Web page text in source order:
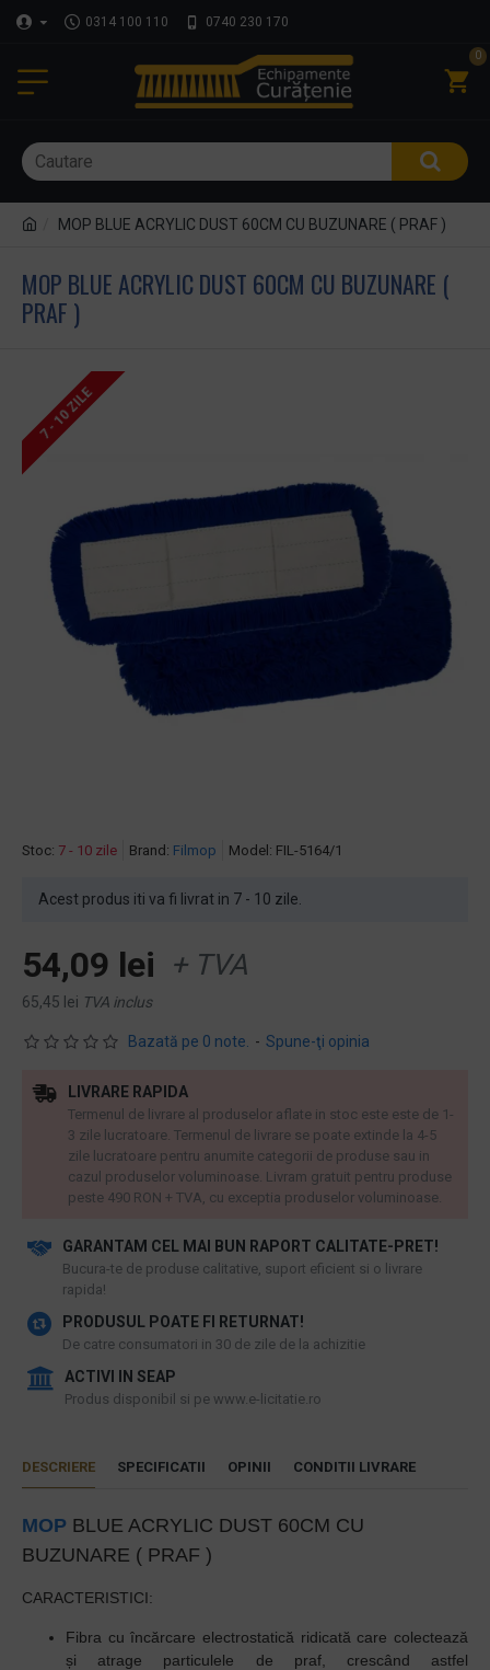
0314 100 110 0740 230 170
0
MOP BLUE ACRYLIC DUST 60CM CU BUZUNARE ( PRAF )
MOP BLUE ACRYLIC DUST 60CM CU BUZUNARE (
PRAF )
7 - 10 ZILE
Stoc: 7 - 10 zile Brand: Filmop Model: FIL-5164/1
Acest produs iti va fi livrat in 7 - 10 zile.
Bazată pe 0 note. - Spune-ţi opinia
54,09 lei + TVA
65,45 lei TVA inclus
GARANTAM CEL MAI BUN RAPORT CALITATE-PRET!
​Bucura-te de produse calitative, suport eficient si o livrare
rapida!
PRODUSUL POATE FI RETURNAT!
De catre consumatori in 30 de zile de la achizitie
ACTIVI IN SEAP
Produs disponibil si pe www.e-licitatie.ro
LIVRARE RAPIDA
Termenul de livrare al produselor aflate in stoc este este de 1-
3 zile lucratoare. Termenul de livrare se poate extinde la 4-5
zile lucratoare pentru anumite categorii de produse sau in
cazul produselor voluminoase. Livram gratuit pentru produse
peste 490 RON + TVA, cu exceptia produselor voluminoase.
DESCRIERE SPECIFICATII OPINII CONDITII LIVRARE
MOP BLUE ACRYLIC DUST 60CM CU
BUZUNARE ( PRAF )
CARACTERISTICI:
Fibra cu încărcare electrostatică ridicată care colectează
și atrage particulele de praf, crescând astfel